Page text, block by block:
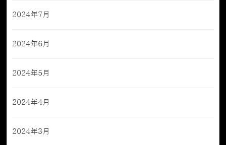
2024年7月
2024年6月
2024年5月
2024年4月
2024年3月